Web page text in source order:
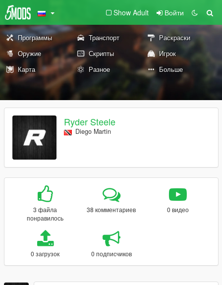
Show Adult Войти
Программы Транспорт
Раскраски
Оружие
Скрипты
Игрок
Карта
Разное Больше
Ryder Steele
Diego Martin
3 файла
понравилось
38 комментариев 0 видео
0 загрузок 0 подписчиков